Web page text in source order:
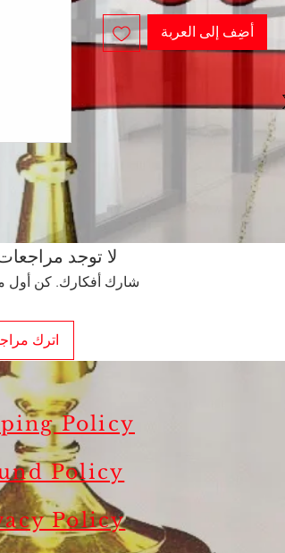
أضِف إلى العربة
لا توجد
شارك أفكارك. كن أول
اترك
Policy
Policy
Policy